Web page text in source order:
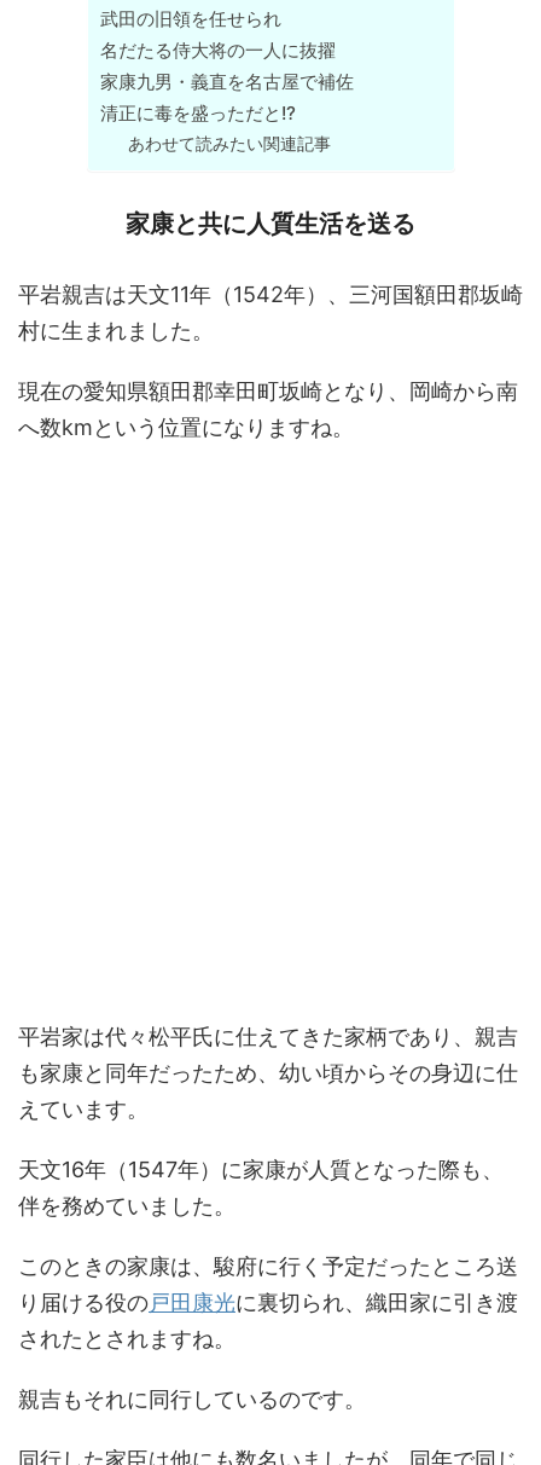
武田の旧領を任せられ
名だたる侍大将の一人に抜擢
家康九男・義直を名古屋で補佐
清正に毒を盛っただと!?
あわせて読みたい関連記事
家康と共に人質生活を送る
平岩親吉は天文11年（1542年）、三河国額田郡坂崎
村に生まれました。
現在の愛知県額田郡幸田町坂崎となり、岡崎から南
へ数kmという位置になりますね。
平岩家は代々松平氏に仕えてきた家柄であり、親吉
も家康と同年だったため、幼い頃からその身辺に仕
えています。
天文16年（1547年）に家康が人質となった際も、
伴を務めていました。
このときの家康は、駿府に行く予定だったところ送
り届ける役の戸田康光に裏切られ、織田家に引き渡
されたとされますね。
親吉もそれに同行しているのです。
同行した家臣は他にも数名いましたが、同年で同じ